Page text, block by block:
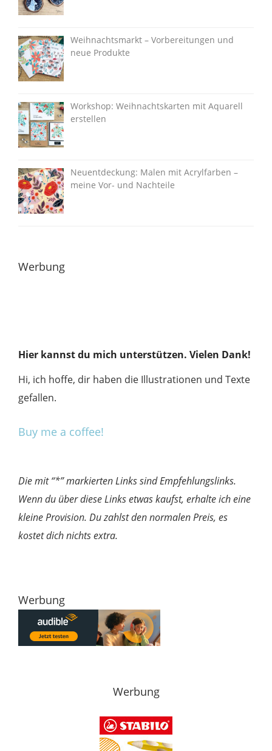
Weihnachtsmarkt – Vorbereitungen und
neue Produkte
Workshop: Weihnachtskarten mit Aquarell
erstellen
Neuentdeckung: Malen mit Acrylfarben –
meine Vor- und Nachteile
Werbung
Hier kannst du mich unterstützen. Vielen Dank!
Hi, ich hoffe, dir haben die Illustrationen und Texte
gefallen.
Buy me a coffee!
Die mit “*” markierten Links sind Empfehlungslinks.
Wenn du über diese Links etwas kaufst, erhalte ich eine
kleine Provision. Du zahlst den normalen Preis, es
kostet dich nichts extra.
Werbung
Werbung